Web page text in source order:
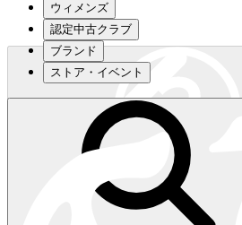
キャロウェイアパレルはこちら>>>
キャロウェイアパレルはこちら>>>
ウィメンズ
認定中古クラブ
ブランド
ストア・イベント